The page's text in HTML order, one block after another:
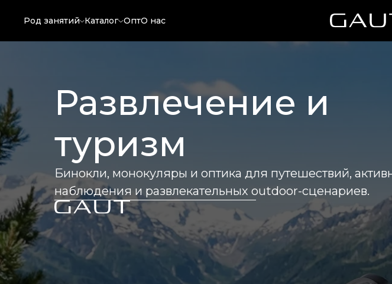
Род занятий Каталог ОптО нас
Развлечение и
туризм
Бинокли, монокуляры и оптика для путешествий,
наблюдения и развлекательных outdoor-сценариев.